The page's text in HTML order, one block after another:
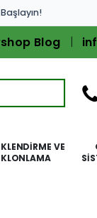
Blog
VE
KLONLAMA